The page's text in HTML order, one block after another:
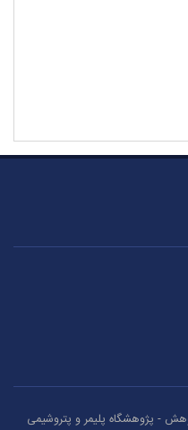
- بلوار پژوهش - پژوهشگاه پلیمر و پتروشیمی